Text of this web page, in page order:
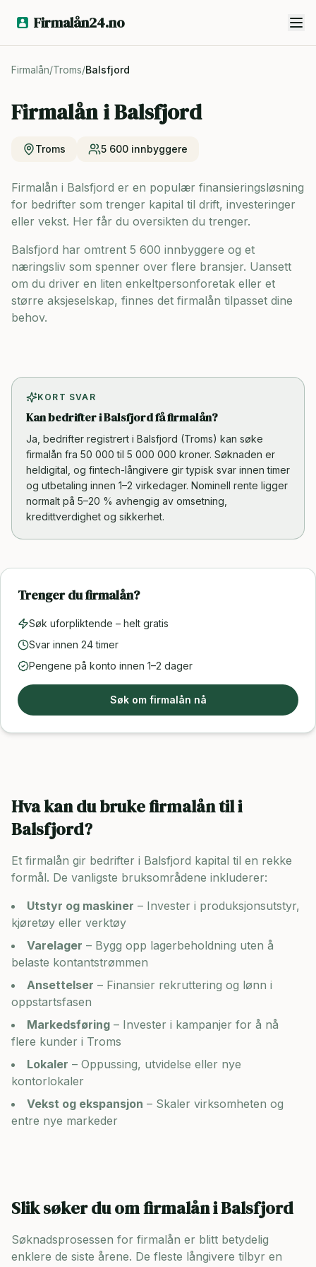
Firmalån24.no
Firmalån/Troms/Balsfjord
Firmalån iBalsfjord
Troms 5 600 innbyggere
Firmalån i Balsfjord er en populær finansieringsløsning
for bedrifter som trenger kapital til drift, investeringer
eller vekst. Her får du oversikten du trenger.
Balsfjord har omtrent 5 600 innbyggere og et
næringsliv som spenner over flere bransjer. Uansett
om du driver en liten enkeltpersonforetak eller et
større aksjeselskap, finnes det firmalån tilpasset dine
behov.
KORT SVAR
Kan bedrifter i Balsfjord få firmalån?
Ja, bedrifter registrert i Balsfjord (Troms) kan søke
firmalån fra 50 000 til 5 000 000 kroner. Søknaden er
heldigital, og fintech-långivere gir typisk svar innen timer
og utbetaling innen 1–2 virkedager. Nominell rente ligger
normalt på 5–20 % avhengig av omsetning,
kredittverdighet og sikkerhet.
Trenger du firmalån?
Søk uforpliktende – helt gratis
Svar innen 24 timer
Pengene på konto innen 1–2 dager
Søk om firmalån nå
Hva kan du bruke firmalån til i
Balsfjord?
Et firmalån gir bedrifter i Balsfjord kapital til en rekke
formål. De vanligste bruksområdene inkluderer:
Utstyr og maskiner – Invester i produksjonsutstyr,
kjøretøy eller verktøy
Varelager – Bygg opp lagerbeholdning uten å
belaste kontantstrømmen
Ansettelser – Finansier rekruttering og lønn i
oppstartsfasen
Markedsføring – Invester i kampanjer for å nå
flere kunder i Troms
Lokaler – Oppussing, utvidelse eller nye
kontorlokaler
Vekst og ekspansjon – Skaler virksomheten og
entre nye markeder
Slik søker du om firmalån iBalsfjord
Søknadsprosessen for firmalån er blitt betydelig
enklere de siste årene. De fleste långivere tilbyr en